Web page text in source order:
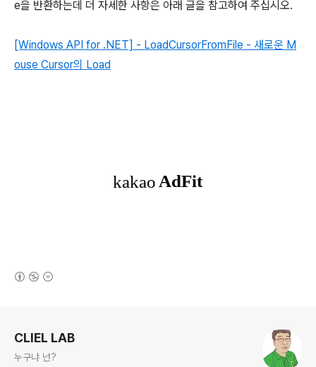
e을 반환하는데 더 자세한 사항은 아래 글을 참고하여 주십시오.
[Windows API for .NET] - LoadCursorFromFile - 새로운 M
ouse Cursor의 Load
CLIEL LAB
누구냐 넌?